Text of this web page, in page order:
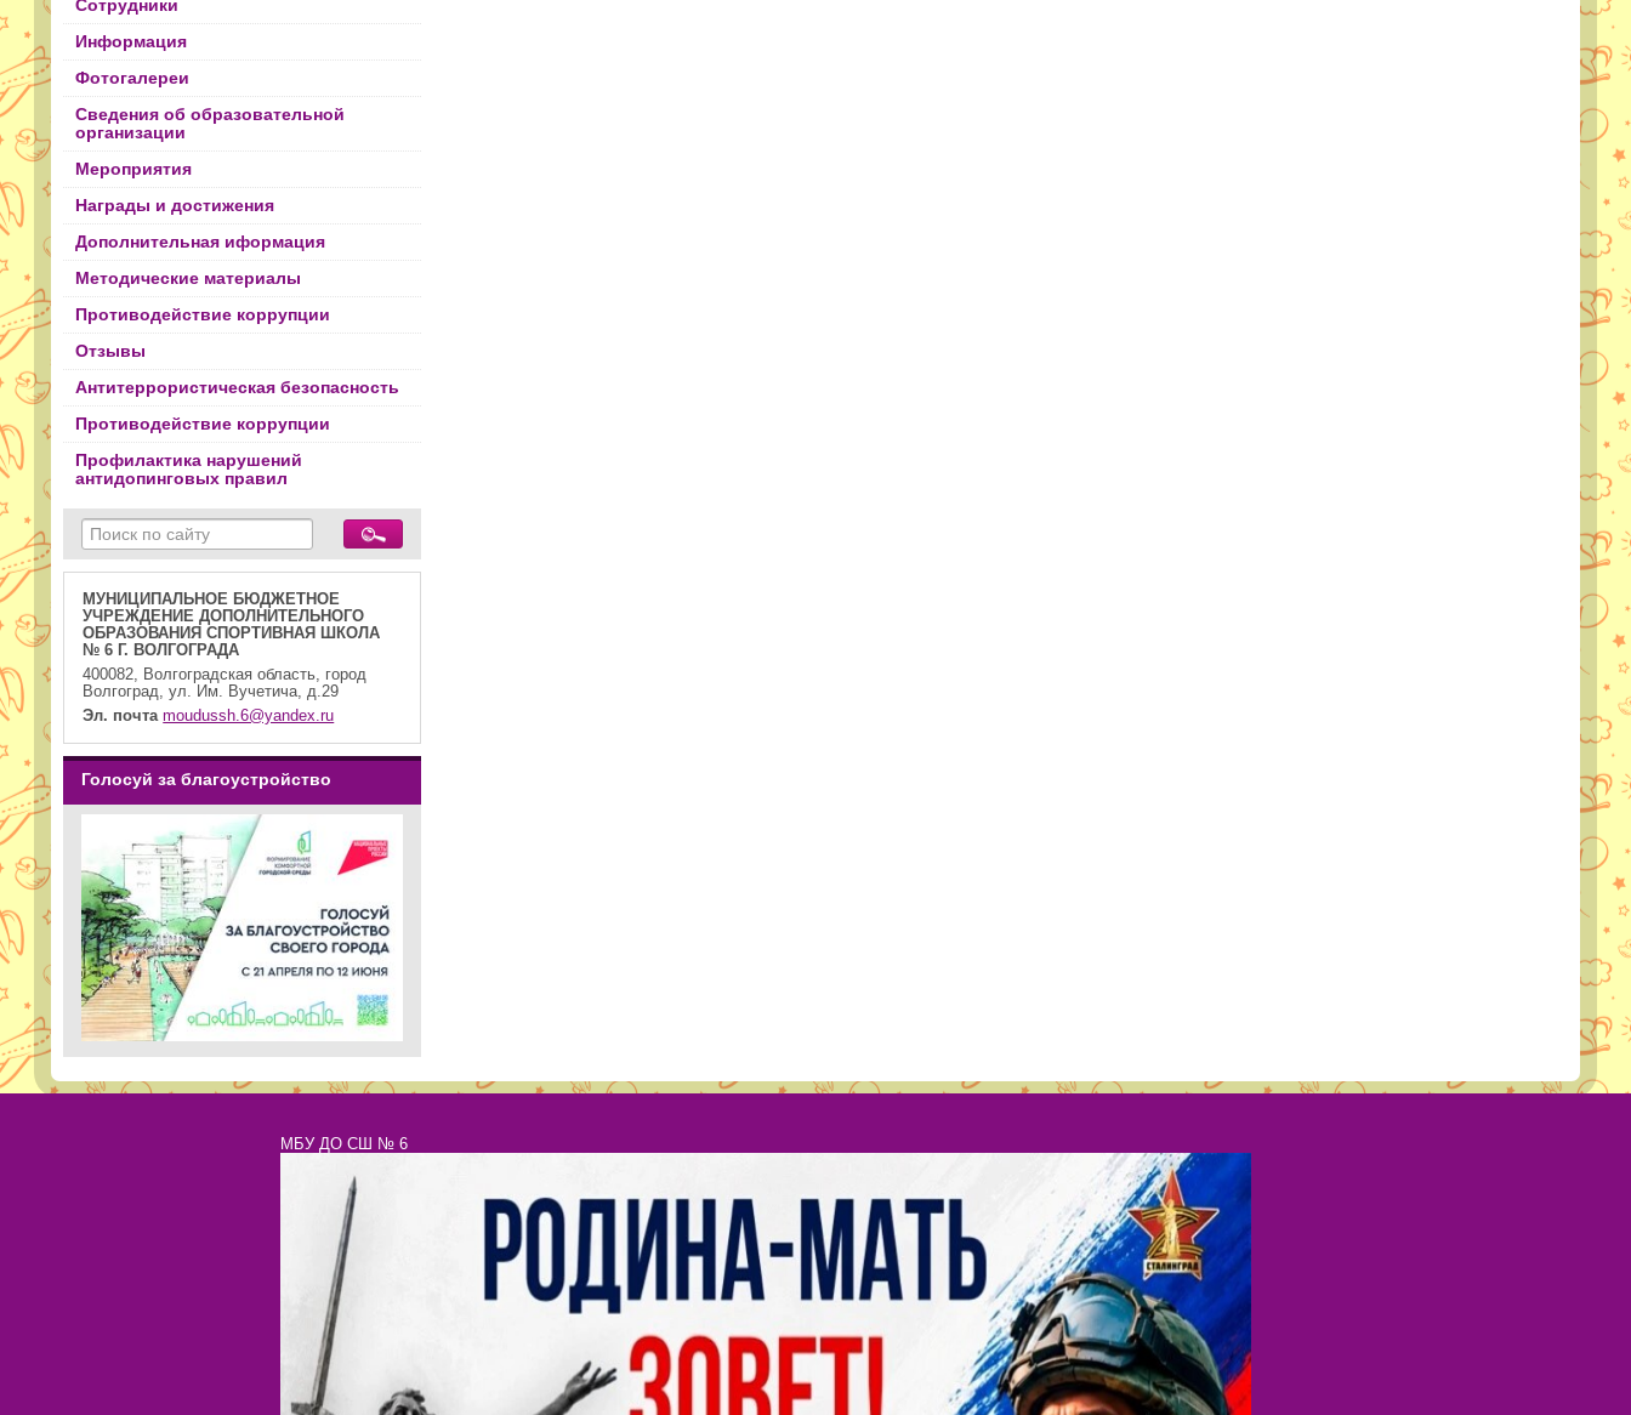
Сотрудники
Информация
Фотогалереи
Сведения об образовательной
организации
Мероприятия
Награды и достижения
Дополнительная иформация
Методические материалы
Противодействие коррупции
Отзывы
Антитеррористическая безопасность
Противодействие коррупции
Профилактика нарушений
антидопинговых правил
МУНИЦИПАЛЬНОЕ БЮДЖЕТНОЕ
УЧРЕЖДЕНИЕ ДОПОЛНИТЕЛЬНОГО
ОБРАЗОВАНИЯ СПОРТИВНАЯ ШКОЛА
№ 6 Г. ВОЛГОГРАДА
400082, Волгоградская область, город
Волгоград, ул. Им. Вучетича, д.29
Эл. почта moudussh.6@yandex.ru
Голосуй за благоустройство
МБУ ДО СШ № 6